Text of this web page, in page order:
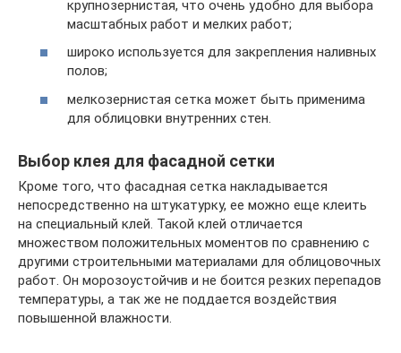
крупнозернистая, что очень удобно для выбора
масштабных работ и мелких работ;
широко используется для закрепления наливных
полов;
мелкозернистая сетка может быть применима
для облицовки внутренних стен.
Выбор клея для фасадной сетки
Кроме того, что фасадная сетка накладывается
непосредственно на штукатурку, ее можно еще клеить
на специальный клей. Такой клей отличается
множеством положительных моментов по сравнению с
другими строительными материалами для облицовочных
работ. Он морозоустойчив и не боится резких перепадов
температуры, а так же не поддается воздействия
повышенной влажности.